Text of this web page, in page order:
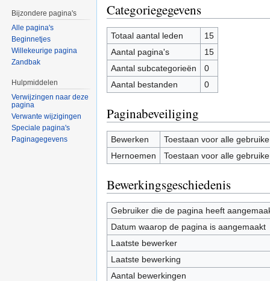
Categoriegegevens
Totaal aantal leden
15
Aantal pagina's
15
Aantal subcategorieën
0
Aantal bestanden
0
Paginabeveiliging
Bewerken
Toestaan voor alle
Hernoemen
Toestaan voor alle
Bewerkingsgeschiedenis
Gebruiker die de pagina heeft
Datum waarop de pagina is aangemaakt
Laatste bewerker
Laatste bewerking
Aantal bewerkingen
Bijzondere pagina's
Alle pagina's
Beginnetjes
Willekeurige pagina
Zandbak
Hulpmiddelen
Verwijzingen naar deze
pagina
Verwante wijzigingen
Speciale pagina's
Paginagegevens